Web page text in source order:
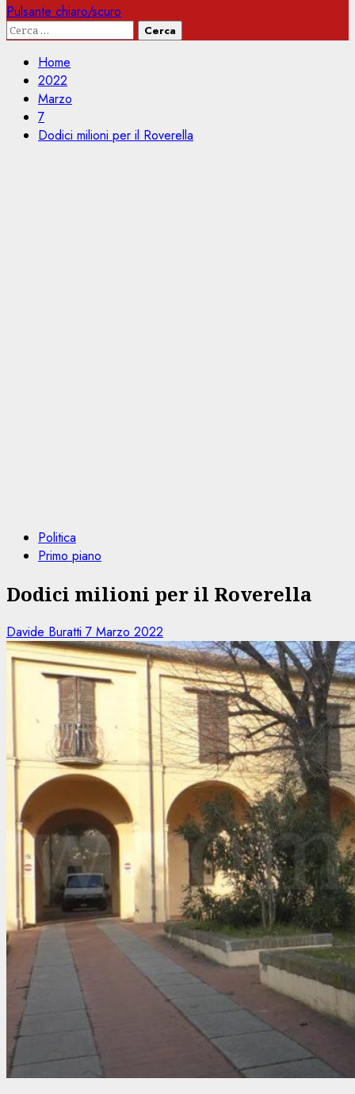
Pulsante chiaro/scuro
Ricerca
Home
2022
Marzo
7
Dodici milioni per il Roverella
Politica
Primo piano
Dodici milioni per il Roverella
Davide Buratti 7 Marzo 2022